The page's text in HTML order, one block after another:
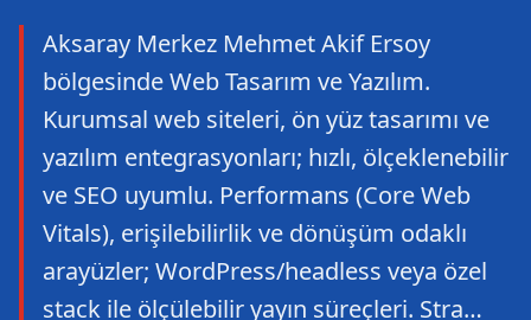
Aksaray Merkez Mehmet Akif Ersoy
bölgesinde Web Tasarım ve Yazılım.
Kurumsal web siteleri, ön yüz tasarımı ve
yazılım entegrasyonları; hızlı, ölçeklenebilir
ve SEO uyumlu. Performans (Core Web
Vitals), erişilebilirlik ve dönüşüm odaklı
arayüzler; WordPress/headless veya özel
stack ile ölçülebilir yayın süreçleri. Stra…